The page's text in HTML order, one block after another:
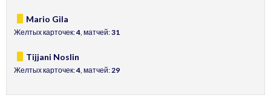
Mario Gila
Желтых карточек:4, матчей:31
Tijjani Noslin
Желтых карточек:4, матчей:29